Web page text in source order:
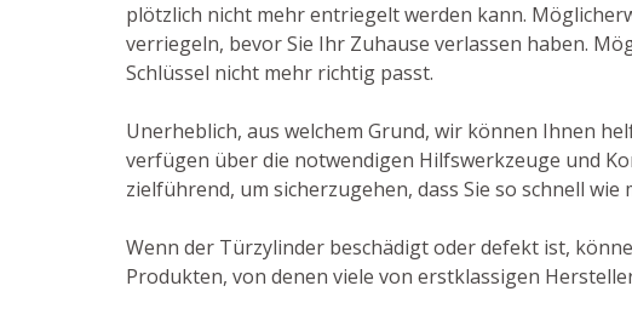
plötzlich nicht mehr entriegelt werden kann.
verriegeln, bevor Sie Ihr Zuhause verlassen haben.
Schlüssel nicht mehr richtig passt.
Unerheblich, aus welchem Grund, wir können Ihnen
verfügen über die notwendigen Hilfswerkzeuge und
zielführend, um sicherzugehen, dass Sie so schnell
Wenn der Türzylinder beschädigt oder defekt ist,
Produkten, von denen viele von erstklassigen